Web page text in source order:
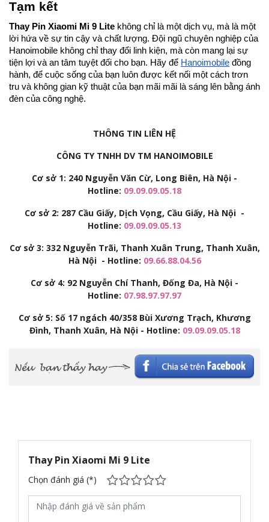
Tạm kết
Thay Pin Xiaomi Mi 9 Lite không chỉ là một dịch vụ, mà là một
lời hứa về sự tin cậy và chất lượng. Đội ngũ chuyên nghiệp của
Hanoimobile không chỉ thay đổi linh kiện, mà còn mang lại sự
tiện lợi và an tâm tuyệt đối cho bạn. Hãy để Hanoimobile đồng
hành, để cuộc sống của bạn luôn được kết nối một cách trơn
tru và không gian kỹ thuật của bạn mãi mãi là sáng lên bằng ánh
đèn của công nghệ.
THÔNG TIN LIÊN HỆ
CÔNG TY TNHH DV TM HANOIMOBILE
Cơ sở 1: 240 Nguyễn Văn Cừ, Long Biên, Hà Nội -
Hotline: 09.09.09.05.18
Cơ sở 2: 287 Cầu Giấy, Dịch Vọng, Cầu Giấy, Hà Nội -
Hotline: 09.09.09.05.13
Cơ sở 3: 332 Nguyễn Trãi, Thanh Xuân Trung, Thanh Xuân,
Hà Nội - Hotline: 09.66.88.04.56
Cơ sở 4: 92 Nguyễn Chí Thanh, Đống Đa, Hà Nội -
Hotline: 07.98.97.97.97
Cơ sở 5: Số 17 ngách 40/358 Bùi Xương Trạch, Khương
Đình, Thanh Xuân, Hà Nội - Hotline: 09.09.09.05.18
Thay Pin Xiaomi Mi 9 Lite
Chọn đánh giá (*)